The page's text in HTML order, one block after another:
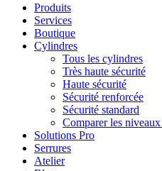
Produits
Services
Boutique
Cylindres
Tous les cylindres
Très haute sécurité
Haute sécurité
Sécurité renforcée
Sécurité standard
Comparer les
Solutions Pro
Serrures
Atelier